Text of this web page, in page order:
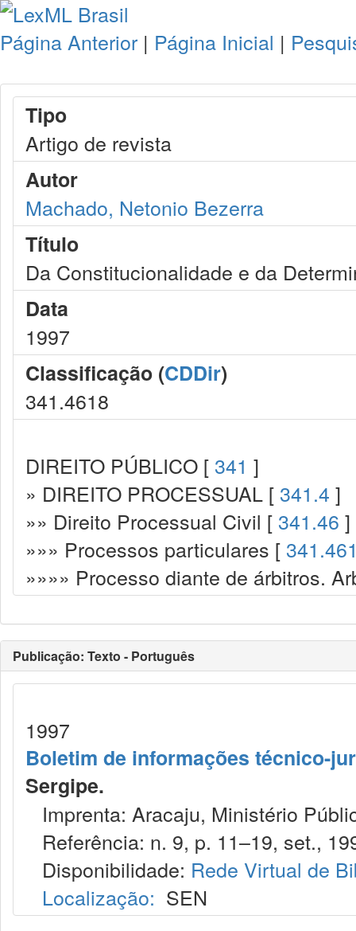
Página Anterior | Página Inicial |
Tipo
Artigo de revista
Autor
Machado, Netonio Bezerra
Título
Da Constitucionalidade e da
Data
1997
Classificação (CDDir)
341.4618
DIREITO PÚBLICO [ 341 ]
» DIREITO PROCESSUAL [ 341.4 ]
»» Direito Processual Civil [ 341.46 ]
»»» Processos particulares [
»»»» Processo diante de árbitros.
Publicação: Texto - Português
1997
Boletim de informações técnico-
Sergipe.
Imprenta: Aracaju, Ministério
Referência: n. 9, p. 11–19, set.,
Disponibilidade: Rede Virtual de
Localização: SEN